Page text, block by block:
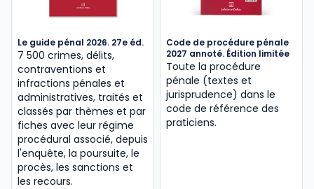
Le guide pénal 2026. 27e éd.
7 500 crimes, délits,
contraventions et
infractions pénales et
administratives, traités et
classés par thèmes et par
fiches avec leur régime
procédural associé, depuis
l'enquête, la poursuite, le
procès, les sanctions et
les recours.
Code de procédure pénale
2027 annoté. Édition limitée
Toute la procédure
pénale (textes et
jurisprudence) dans le
code de référence des
praticiens.